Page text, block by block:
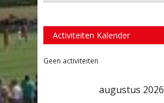
Activiteiten Kalender
Geen activiteiten
augustus 2026